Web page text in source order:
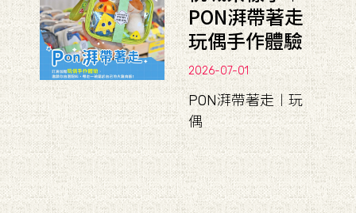
PON湃帶著走
玩偶手作體驗
2026-07-01
PON湃帶著走︱玩
偶